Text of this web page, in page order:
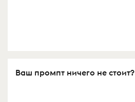
Ваш промпт ничего не стоит?